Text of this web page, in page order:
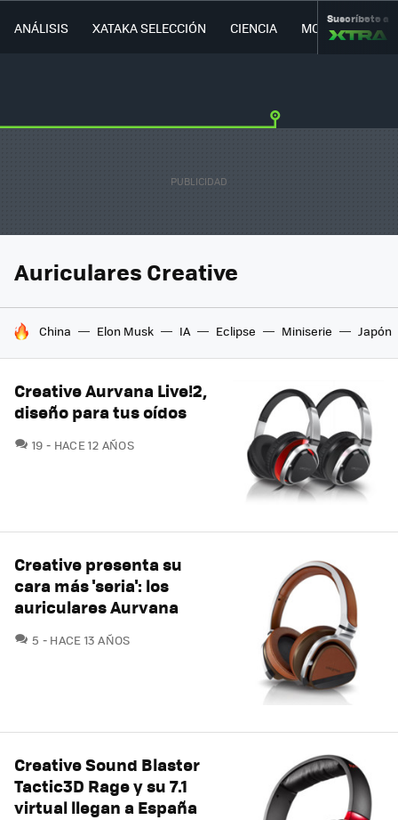
ANÁLISIS XATAKA SELECCIÓN CIENCIA MOVILIDAD
Suscríbete a
Auriculares Creative
HOY SE HABLA DE
China Elon Musk IA Eclipse Miniserie Japón
Creative Aurvana Live!2,
diseño para tus oídos
19 COMENTARIOS
HACE 12 AÑOS
Creative presenta su
cara más 'seria': los
auriculares Aurvana
5 COMENTARIOS
HACE 13 AÑOS
Creative Sound Blaster
Tactic3D Rage y su 7.1
virtual llegan a España